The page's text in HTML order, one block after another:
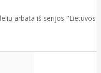
arbata iš serijos "Lietuvos